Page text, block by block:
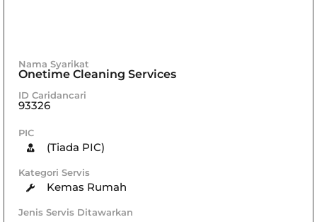
Nama Syarikat
Onetime Cleaning Services
ID Caridancari
93326
PIC
(Tiada PIC)
Kategori Servis
Kemas Rumah
Jenis Servis Ditawarkan